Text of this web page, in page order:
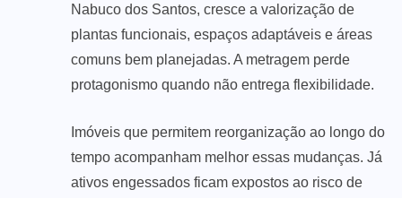
Nabuco dos Santos, cresce a valorização de
plantas funcionais, espaços adaptáveis e áreas
comuns bem planejadas. A metragem perde
protagonismo quando não entrega flexibilidade.
Imóveis que permitem reorganização ao longo do
tempo acompanham melhor essas mudanças. Já
ativos engessados ficam expostos ao risco de